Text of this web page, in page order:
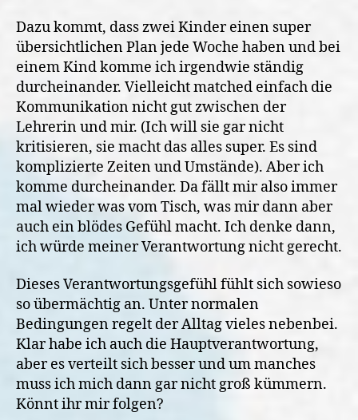
Dazu kommt, dass zwei Kinder einen super
übersichtlichen Plan jede Woche haben und bei
einem Kind komme ich irgendwie ständig
durcheinander. Vielleicht matched einfach die
Kommunikation nicht gut zwischen der
Lehrerin und mir. (Ich will sie gar nicht
kritisieren, sie macht das alles super. Es sind
komplizierte Zeiten und Umstände). Aber ich
komme durcheinander. Da fällt mir also immer
mal wieder was vom Tisch, was mir dann aber
auch ein blödes Gefühl macht. Ich denke dann,
ich würde meiner Verantwortung nicht gerecht.
Dieses Verantwortungsgefühl fühlt sich sowieso
so übermächtig an. Unter normalen
Bedingungen regelt der Alltag vieles nebenbei.
Klar habe ich auch die Hauptverantwortung,
aber es verteilt sich besser und um manches
muss ich mich dann gar nicht groß kümmern.
Könnt ihr mir folgen?